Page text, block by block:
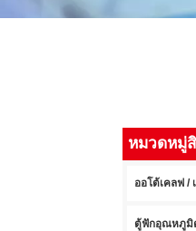
หมวดหมู่
ออโต้เคลฟ /
ตู้ฟักอุณหภูมิ